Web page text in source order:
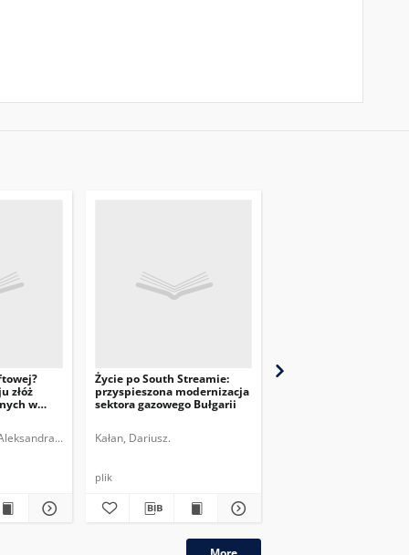
złóż
w
Wiśniewski, Bartosz.
Życie po South Streamie:
przyspieszona modernizacja
sektora gazowego Bułgarii
Kałan, Dariusz.
plik